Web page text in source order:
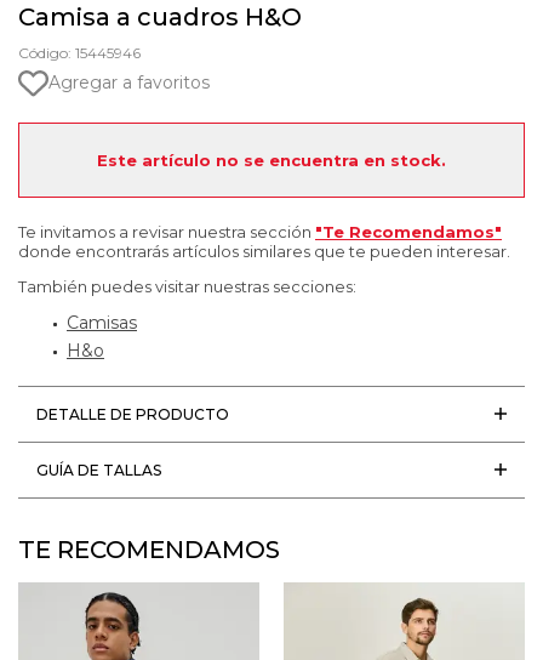
Camisa a cuadros H&O
Código: 15445946
Agregar a favoritos
Este artículo no se encuentra en stock.
Te invitamos a revisar nuestra sección "Te Recomendamos"
donde encontrarás artículos similares que te pueden interesar.
También puedes visitar nuestras secciones:
Camisas
H&o
DETALLE DE PRODUCTO
GUÍA DE TALLAS
TE RECOMENDAMOS